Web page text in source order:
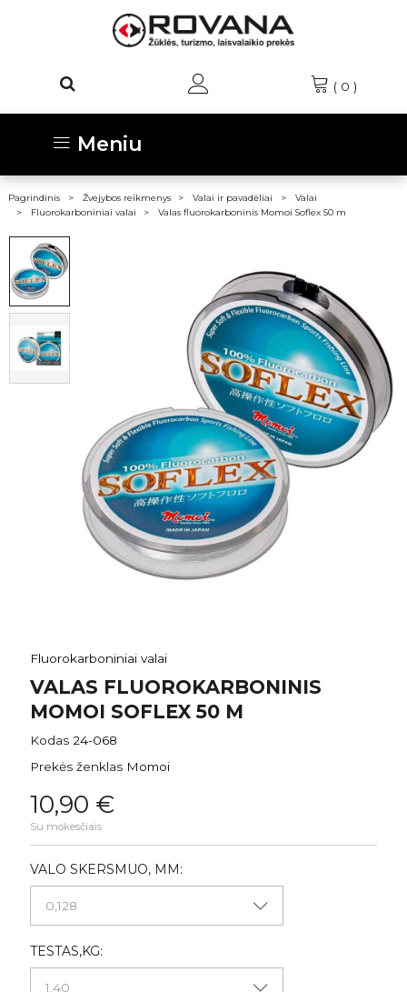
( 0 )
Meniu
Pagrindinis Žvejybos reikmenys Valai ir pavadėliai
Valai
Fluorokarboniniai valai
Valas fluorokarboninis Momoi Soflex 50 m
Fluorokarboniniai valai
VALAS FLUOROKARBONINIS
MOMOI SOFLEX 50 M
Kodas 24-068
Prekės ženklas Momoi
10,90 €
Su mokesčiais
VALO SKERSMUO, MM:
TESTAS,KG: